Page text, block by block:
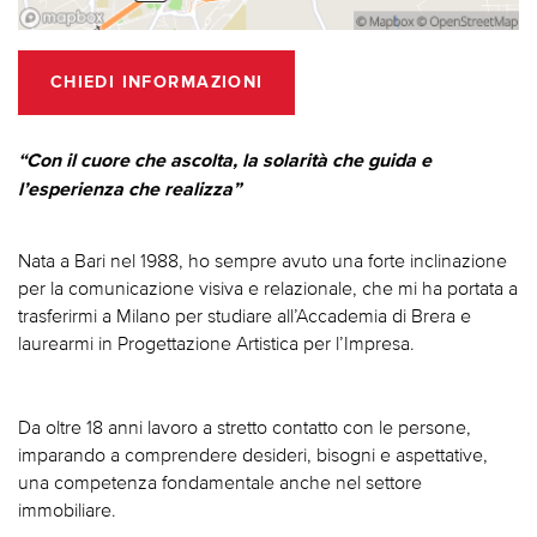
CHIEDI INFORMAZIONI
“Con il cuore che ascolta, la solarità che guida e
l’esperienza che realizza”
Nata a Bari nel 1988, ho sempre avuto una forte inclinazione
per la comunicazione visiva e relazionale, che mi ha portata a
trasferirmi a Milano per studiare all’Accademia di Brera e
laurearmi in Progettazione Artistica per l’Impresa.
Da oltre 18 anni lavoro a stretto contatto con le persone,
imparando a comprendere desideri, bisogni e aspettative,
una competenza fondamentale anche nel settore
immobiliare.